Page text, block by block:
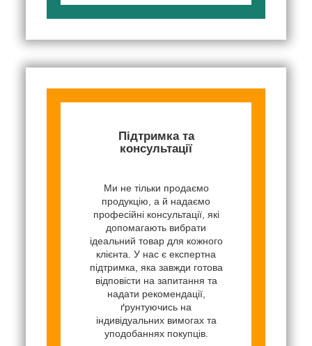
Підтримка та
консультації
Ми не тільки продаємо
продукцію, а й надаємо
професійні консультації, які
допомагають вибрати
ідеальний товар для кожного
клієнта. У нас є експертна
підтримка, яка завжди готова
відповісти на запитання та
надати рекомендації,
ґрунтуючись на
індивідуальних вимогах та
уподобаннях покупців.